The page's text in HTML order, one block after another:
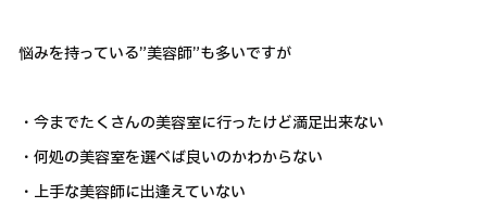
悩みを持っている”美容師”も多いですが
・今までたくさんの美容室に行ったけど満足出来ない
・何処の美容室を選べば良いのかわからない
・上手な美容師に出逢えていない